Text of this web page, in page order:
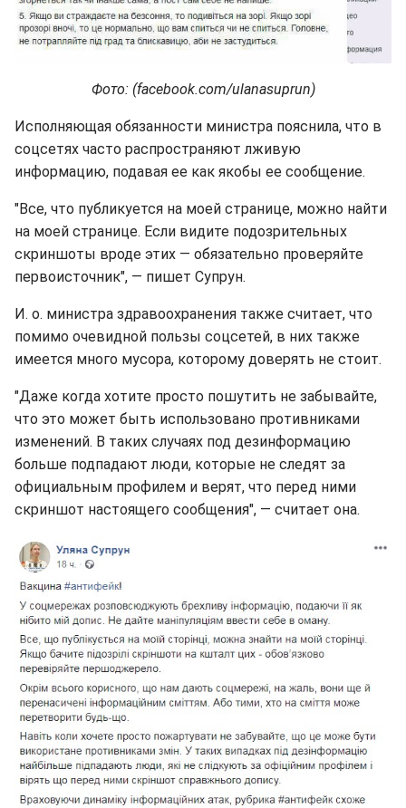
Фото: (facebook.com/ulanasuprun)
Исполняющая обязанности министра пояснила, что в
соцсетях часто распространяют лживую
информацию, подавая ее как якобы ее сообщение.
"Все, что публикуется на моей странице, можно найти
на моей странице. Если видите подозрительных
скриншоты вроде этих — обязательно проверяйте
первоисточник", — пишет Супрун.
И. о. министра здравоохранения также считает, что
помимо очевидной пользы соцсетей, в них также
имеется много мусора, которому доверять не стоит.
"Даже когда хотите просто пошутить не забывайте,
что это может быть использовано противниками
изменений. В таких случаях под дезинформацию
больше подпадают люди, которые не следят за
официальным профилем и верят, что перед ними
скриншот настоящего сообщения", — считает она.